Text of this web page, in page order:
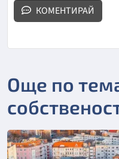
КОМЕНТИРАЙ
Още по